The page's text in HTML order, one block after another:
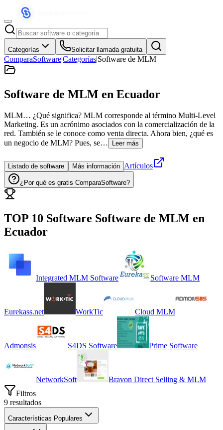
Categorías Solicitar llamada gratuita
ComparaSoftware|Categorías|Software de MLM
Software de MLM en Ecuador
MLM… ¿Qué significa? MLM corresponde al término Multi-Level
Marketing. Es un acrónimo asociados con la comercialización de la
red. También se le conoce como venta directa. Ahora bien, ¿qué es
un negocio de MLM? Pues, se…
Leer más
Listado de software Más información Artículos
¿Por qué es gratis ComparaSoftware?
TOP 10 Software Software de MLM en
Ecuador
Integrated MLM Software Software MLM
Eurekass.net WorkTic Cloud MLM
Admonsis S4DS Software Prime Software
NetworkSoft
Bravon Direct Selling & MLM
Filtros
9 resultados
Características Populares